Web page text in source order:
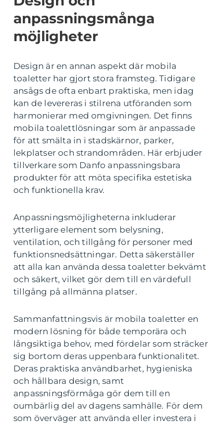
anpassningsmånga
möjligheter
Design är en annan aspekt där mobila
toaletter har gjort stora framsteg. Tidigare
ansågs de ofta enbart praktiska, men idag
kan de levereras i stilrena utföranden som
harmonierar med omgivningen. Det finns
mobila toalettlösningar som är anpassade
för att smälta in i stadskärnor, parker,
lekplatser och strandområden. Här erbjuder
tillverkare som Danfo anpassningsbara
produkter för att möta specifika estetiska
och funktionella krav.
Anpassningsmöjligheterna inkluderar
ytterligare element som belysning,
ventilation, och tillgång för personer med
funktionsnedsättningar. Detta säkerställer
att alla kan använda dessa toaletter bekvämt
och säkert, vilket gör dem till en värdefull
tillgång på allmänna platser.
Sammanfattningsvis är mobila toaletter en
modern lösning för både temporära och
långsiktiga behov, med fördelar som sträcker
sig bortom deras uppenbara funktionalitet.
Deras praktiska användbarhet, hygieniska
och hållbara design, samt
anpassningsförmåga gör dem till en
oumbärlig del av dagens samhälle. För dem
som överväger att använda eller investera i